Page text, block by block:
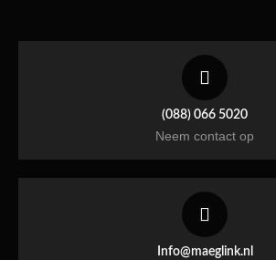
(088) 066 5020
Neem contact op
Info@maeglink.nl